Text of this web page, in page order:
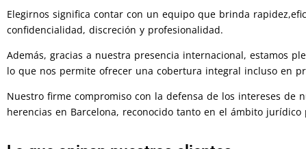
Elegirnos significa contar con un equipo que brinda
confidencialidad, discreción y profesionalidad.
Además, gracias a nuestra presencia internacional, estamos
lo que nos permite ofrecer una cobertura integral incluso en
Nuestro firme compromiso con la defensa de los intereses de
herencias en Barcelona, reconocido tanto en el ámbito